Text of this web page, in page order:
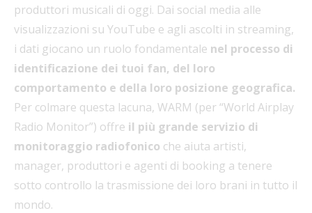
produttori musicali di oggi. Dai social media alle
visualizzazioni su YouTube e agli ascolti in streaming,
i dati giocano un ruolo fondamentale nel processo di
identificazione dei tuoi fan, del loro
comportamento e della loro posizione geografica.
Per colmare questa lacuna, WARM (per “World Airplay
Radio Monitor”) offre il più grande servizio di
monitoraggio radiofonico che aiuta artisti,
manager, produttori e agenti di booking a tenere
sotto controllo la trasmissione dei loro brani in tutto il
mondo.